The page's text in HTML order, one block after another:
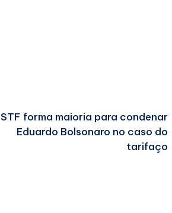
STF forma maioria para condenar
Eduardo Bolsonaro no caso do
tarifaço